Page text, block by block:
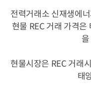
전력거래소 신재생에
현물 REC 거래 가격
현물시장은 REC 거래
태